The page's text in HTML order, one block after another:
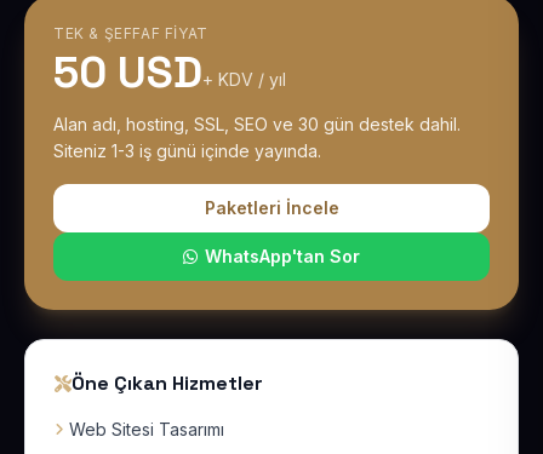
TEK & ŞEFFAF FIYAT
50 USD+ KDV / yıl
Alan adı, hosting, SSL, SEO ve 30 gün destek dahil.
Siteniz 1-3 iş günü içinde yayında.
Paketleri İncele
WhatsApp'tan Sor
Öne Çıkan Hizmetler
Web Sitesi Tasarımı